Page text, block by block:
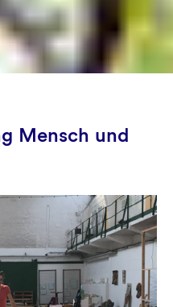
Mensch und